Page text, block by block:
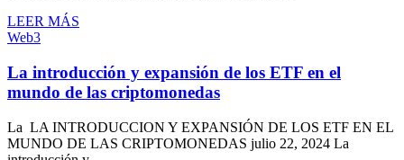
LEER MÁS
Web3
La introducción y expansión de los ETF en el
mundo de las criptomonedas
La LA INTRODUCCION Y EXPANSIÓN DE LOS ETF EN EL
MUNDO DE LAS CRIPTOMONEDAS julio 22, 2024 La